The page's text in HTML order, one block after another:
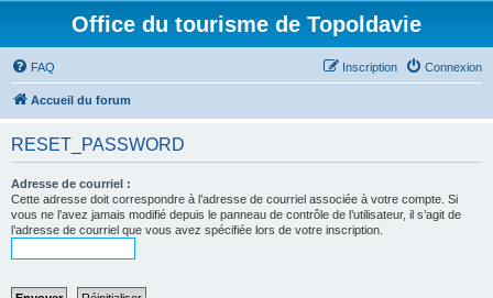
Office du tourisme de Topoldavie
FAQ Connexion
Inscription
Accueil du forum
RESET_PASSWORD
Adresse de courriel :
Cette adresse doit correspondre à l’adresse de courriel associée à votre compte. Si
vous ne l’avez jamais modifié depuis le panneau de contrôle de l’utilisateur, il s’agit de
l’adresse de courriel que vous avez spécifiée lors de votre inscription.